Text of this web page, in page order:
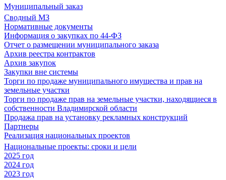
Муниципальный заказ
Сводный МЗ
Нормативные документы
Информация о закупках по 44-ФЗ
Отчет о размещении муниципального заказа
Архив реестра контрактов
Архив закупок
Закупки вне системы
Торги по продаже муниципального имущества и прав на
земельные участки
Торги по продаже прав на земельные участки, находящиеся в
собственности Владимирской области
Продажа прав на установку рекламных конструкций
Партнеры
Реализация национальных проектов
Национальные проекты: сроки и цели
2025 год
2024 год
2023 год